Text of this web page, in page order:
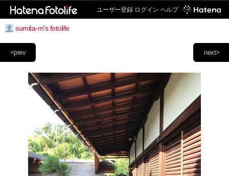
ユーザー登録 ログイン ヘルプ
sumita-m's fotolife
next>
<prev